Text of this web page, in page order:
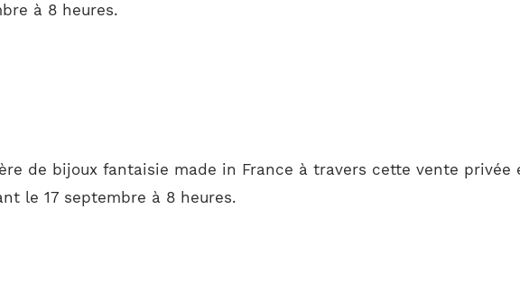
à 8 heures.
de bijoux fantaisie made in France à travers cette vente privée
le 17 septembre à 8 heures.